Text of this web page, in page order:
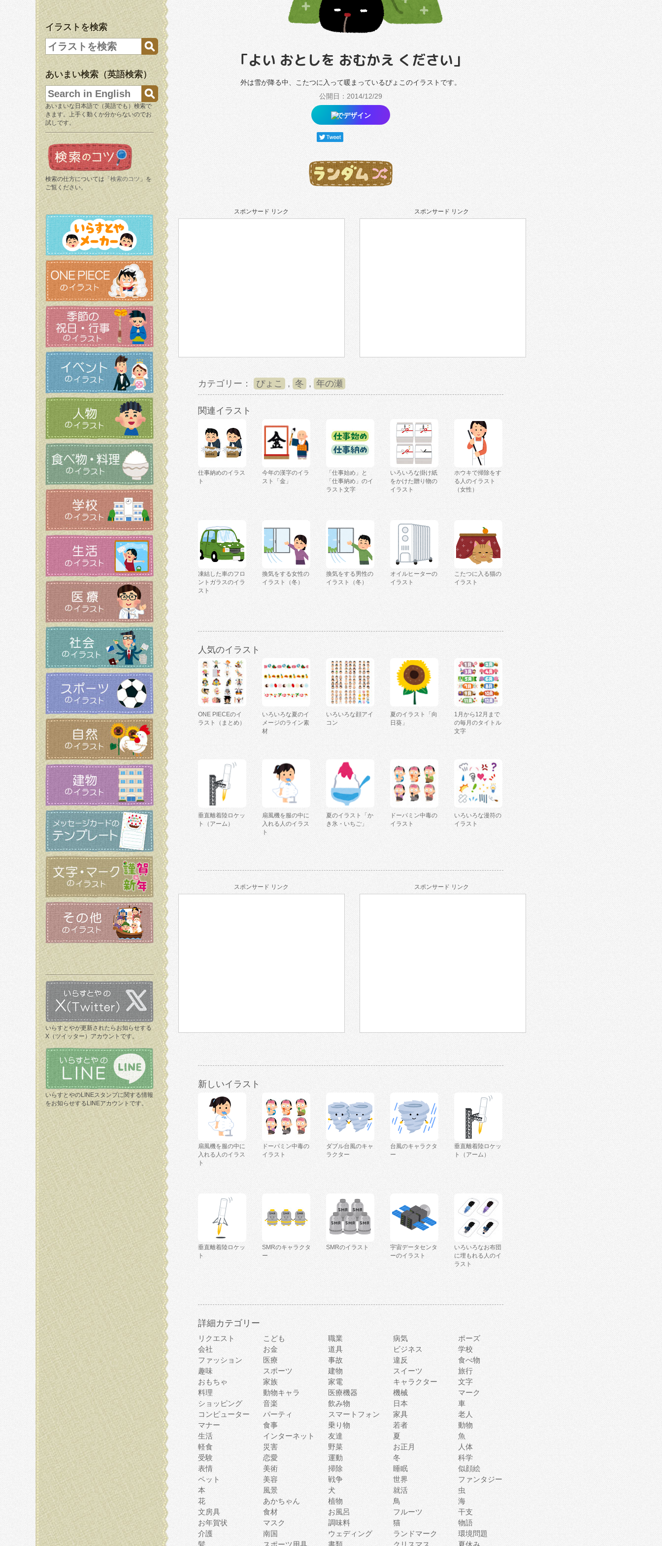
イラストを検索
あいまい検索（英語検索）
あいまいな日本語で（英語でも）検索で
きます。上手く動くか分からないのでお
試しです。
検索の仕方については「 検索のコツ 」を
ご覧ください。
いらすとやが更新されたらお知らせする
X（ツイッター）アカウントです。
いらすとやのLINEスタンプに関する情報
をお知らせするLINEアカウントです。
「よい おとしを おむかえ ください」
外は雪が降る中、こたつに入って暖まっているぴょこのイラストです。
公開日：2014/12/29
でデザイン
スポンサード リンク スポンサード リンク
カテゴリー： ぴょこ , 冬 , 年の瀬
関連イラスト
仕事納めのイラス
ト
今年の漢字のイラ
スト「金」
「仕事始め」と
「仕事納め」のイ
ラスト文字
いろいろな掛け紙
をかけた贈り物の
イラスト
ホウキで掃除をす
る人のイラスト
（女性）
凍結した車のフロ
ントガラスのイラ
スト
換気をする女性の
イラスト（冬）
換気をする男性の
イラスト（冬）
オイルヒーターの
イラスト
こたつに入る猫の
イラスト
人気のイラスト
ONE PIECEのイ
ラスト（まとめ）
いろいろな夏のイ
メージのライン素
材
いろいろな顔アイ
コン
夏のイラスト「向
日葵」
1月から12月まで
の毎月のタイトル
文字
垂直離着陸ロケッ
ト（アーム）
扇風機を服の中に
入れる人のイラス
ト
夏のイラスト「か
き氷・いちご」
ドーパミン中毒の
イラスト
いろいろな漫符の
イラスト
スポンサード リンク スポンサード リンク
新しいイラスト
扇風機を服の中に
入れる人のイラス
ト
ドーパミン中毒の
イラスト
ダブル台風のキャ
ラクター
台風のキャラクタ
ー
垂直離着陸ロケッ
ト（アーム）
垂直離着陸ロケッ
ト
SMRのキャラクタ
ー
SMRのイラスト
宇宙データセンタ
ーのイラスト
いろいろなお布団
に埋もれる人のイ
ラスト
詳細カテゴリー
リクエスト こども 職業 病気
ポーズ
会社
お金 道具 ビジネス
学校
ファッション
医療 事故 違反
食べ物
趣味
スポーツ 建物 スイーツ
旅行
おもちゃ
家族 家電 キャラクター
文字
料理
動物キャラ 医療機器 機械
マーク
ショッピング
音楽 飲み物 日本
車
コンピューター
パーティ スマートフォン 家具
老人
マナー
食事 乗り物 若者
動物
生活
インターネット 友達 夏
魚
軽食
災害 野菜 お正月
人体
受験
恋愛 運動 冬
科学
表情
美術 掃除 睡眠
似顔絵
ペット
美容 戦争 世界
ファンタジー
本
風景 犬 就活
虫
花
あかちゃん 植物 鳥
海
文房具
食材 お風呂 フルーツ
干支
お年賀状
マスク 調味料 猫
物語
介護
南国 ウェディング ランドマーク
環境問題
髪
スポーツ用具 書類 クリスマス 夏休み